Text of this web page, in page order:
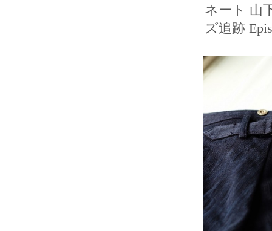
ネート 山
ズ追跡